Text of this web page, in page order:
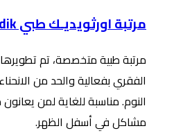
مرتبة اورثويديـك طبي Orthopedik
مرتبة طبية متخصصة، تم
الفقري بفعالية والحد من
النوم. مناسبة للغاية لمن
مشاكل في أسفل الظهر.